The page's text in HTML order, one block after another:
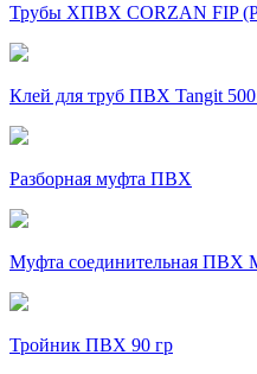
Трубы ХПВХ CORZAN FIP
Клей для труб ПВХ Tangit
Разборная муфта ПВХ
Муфта соединительная ПВХ
Тройник ПВХ 90 гр